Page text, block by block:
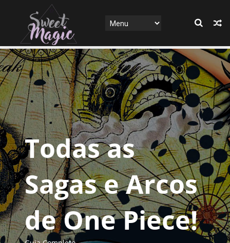
Todas as
Sagas e Arcos
de One Piece!